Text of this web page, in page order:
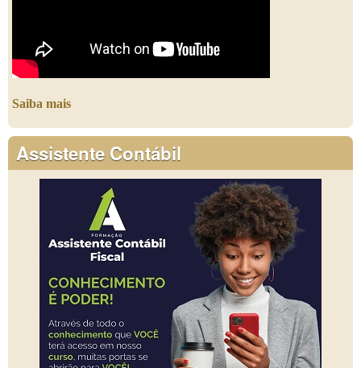
Saiba mais
Assistente Contábil